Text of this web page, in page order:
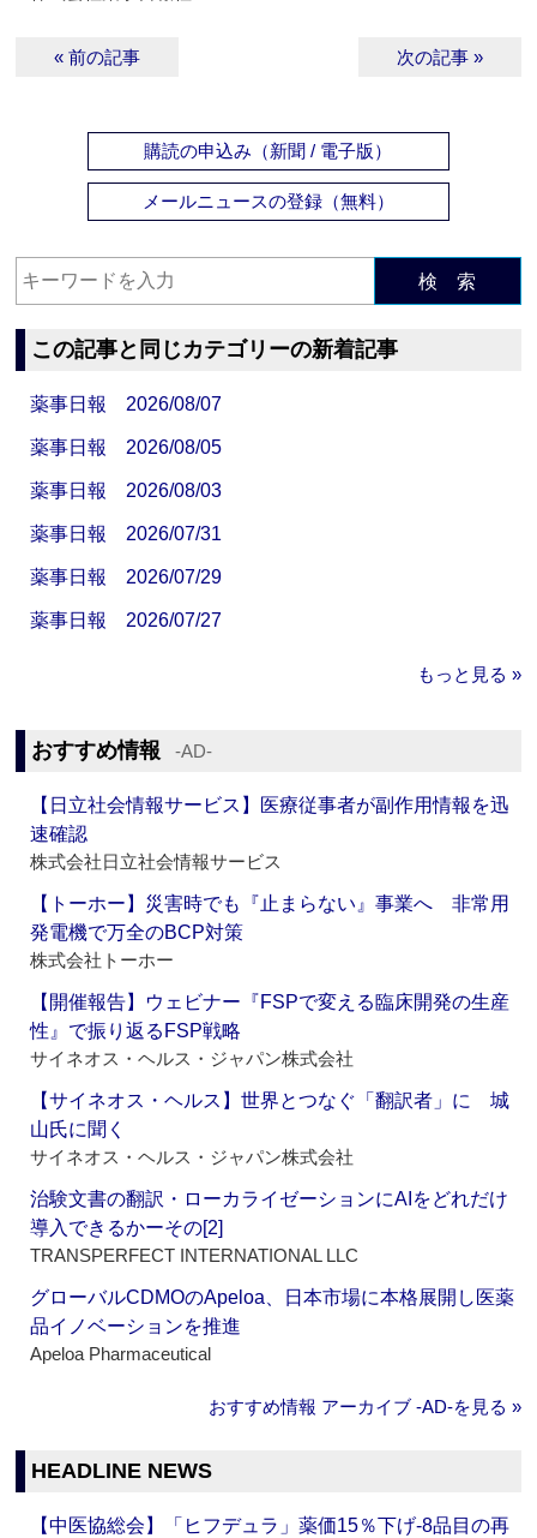
« 前の記事 次の記事 »
購読の申込み（新聞 / 電子版）
メールニュースの登録（無料）
検 索
この記事と同じカテゴリーの新着記事
薬事日報 2026/08/07
薬事日報 2026/08/05
薬事日報 2026/08/03
薬事日報 2026/07/31
薬事日報 2026/07/29
薬事日報 2026/07/27
もっと見る »
おすすめ情報 ‐AD‐
【日立社会情報サービス】医療従事者が副作用情報を迅
速確認
株式会社日立社会情報サービス
【トーホー】災害時でも『止まらない』事業へ 非常用
発電機で万全のBCP対策
株式会社トーホー
【開催報告】ウェビナー『FSPで変える臨床開発の生産
性』で振り返るFSP戦略
サイネオス・ヘルス・ジャパン株式会社
【サイネオス・ヘルス】世界とつなぐ「翻訳者」に 城
山氏に聞く
サイネオス・ヘルス・ジャパン株式会社
治験文書の翻訳・ローカライゼーションにAIをどれだけ
導入できるかーその[2]
TRANSPERFECT INTERNATIONAL LLC
グローバルCDMOのApeloa、日本市場に本格展開し医薬
品イノベーションを推進
Apeloa Pharmaceutical
おすすめ情報 アーカイブ ‐AD‐を見る »
HEADLINE NEWS
【中医協総会】「ヒフデュラ」薬価15％下げ‐8品目の再